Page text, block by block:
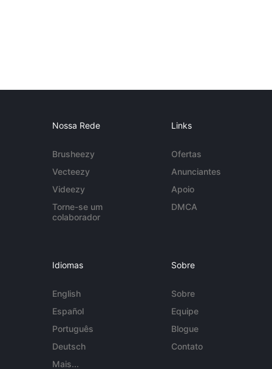
Nossa Rede
Brusheezy
Vecteezy
Videezy
Torne-se um
colaborador
Links
Ofertas
Anunciantes
Apoio
DMCA
Idiomas
English
Español
Português
Deutsch
Mais...
Sobre
Sobre
Equipe
Blogue
Contato